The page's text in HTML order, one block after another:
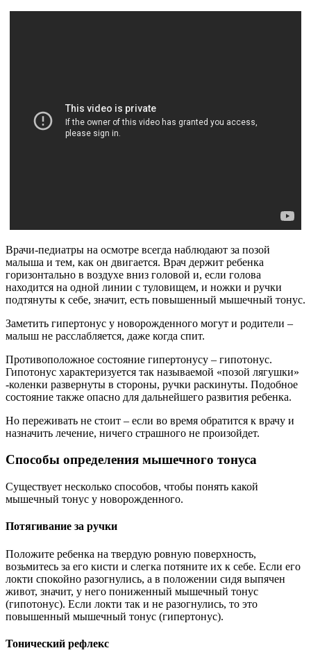
Врачи-педиатры на осмотре всегда наблюдают за позой
малыша и тем, как он двигается. Врач держит ребенка
горизонтально в воздухе вниз головой и, если голова
находится на одной линии с туловищем, и ножки и ручки
подтянуты к себе, значит, есть повышенный мышечный тонус.
Заметить гипертонус у новорожденного могут и родители –
малыш не расслабляется, даже когда спит.
Противоположное состояние гипертонусу – гипотонус.
Гипотонус характеризуется так называемой «позой лягушки»
-коленки развернуты в стороны, ручки раскинуты. Подобное
состояние также опасно для дальнейшего развития ребенка.
Но переживать не стоит – если во время обратится к врачу и
назначить лечение, ничего страшного не произойдет.
Способы определения мышечного тонуса
Существует несколько способов, чтобы понять какой
мышечный тонус у новорожденного.
Потягивание за ручки
Положите ребенка на твердую ровную поверхность,
возьмитесь за его кисти и слегка потяните их к себе. Если его
локти спокойно разогнулись, а в положении сидя выпячен
живот, значит, у него пониженный мышечный тонус
(гипотонус). Если локти так и не разогнулись, то это
повышенный мышечный тонус (гипертонус).
Тонический рефлекс